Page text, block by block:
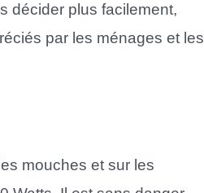
décider plus facilement,
par les ménages et les
mouches et sur les